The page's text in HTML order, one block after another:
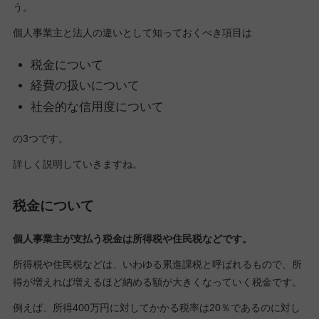
う。
個人事業主と法人の違いとして知っておくべき項目は
税金について
経費の扱いについて
社会的な信用度について
の3つです。
詳しく説明していきますね。
税金について
個人事業主が支払う税金は所得税や住民税などです。
所得税や住民税などは、いわゆる累進課税と呼ばれるもので、所
得が増えれば増えるほど納める額が大きくなっていく税金です。
例えば、所得400万円に対してかかる税率は20％であるのに対し